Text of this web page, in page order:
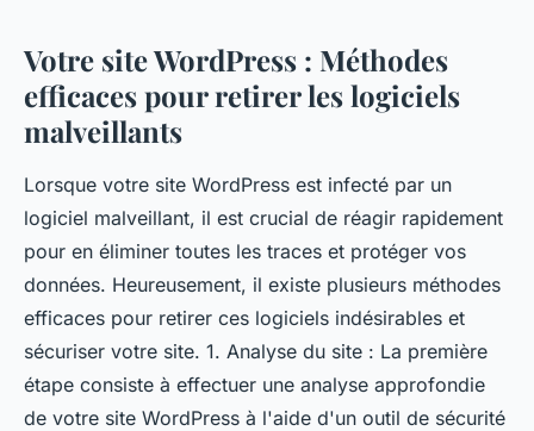
Votre site WordPress : Méthodes
efficaces pour retirer les logiciels
malveillants
Lorsque votre site WordPress est infecté par un
logiciel malveillant, il est crucial de réagir rapidement
pour en éliminer toutes les traces et protéger vos
données. Heureusement, il existe plusieurs méthodes
efficaces pour retirer ces logiciels indésirables et
sécuriser votre site. 1. Analyse du site : La première
étape consiste à effectuer une analyse approfondie
de votre site WordPress à l'aide d'un outil de sécurité